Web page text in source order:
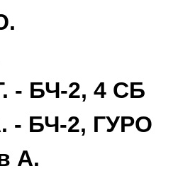
- БЧ-2, 4 СБ
- БЧ-2, ГУРО
А.